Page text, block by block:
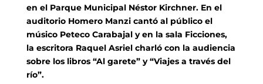
en el Parque Municipal Néstor Kirchner. En el
auditorio Homero Manzi cantó al público el
músico Peteco Carabajal y en la sala Ficciones,
la escritora Raquel Asriel charló con la audiencia
sobre los libros “Al garete” y “Viajes a través del
río”.